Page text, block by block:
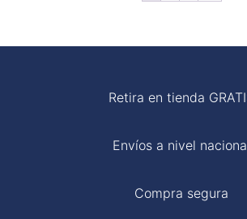
Retira en tienda
Envíos a nivel
Compra segura